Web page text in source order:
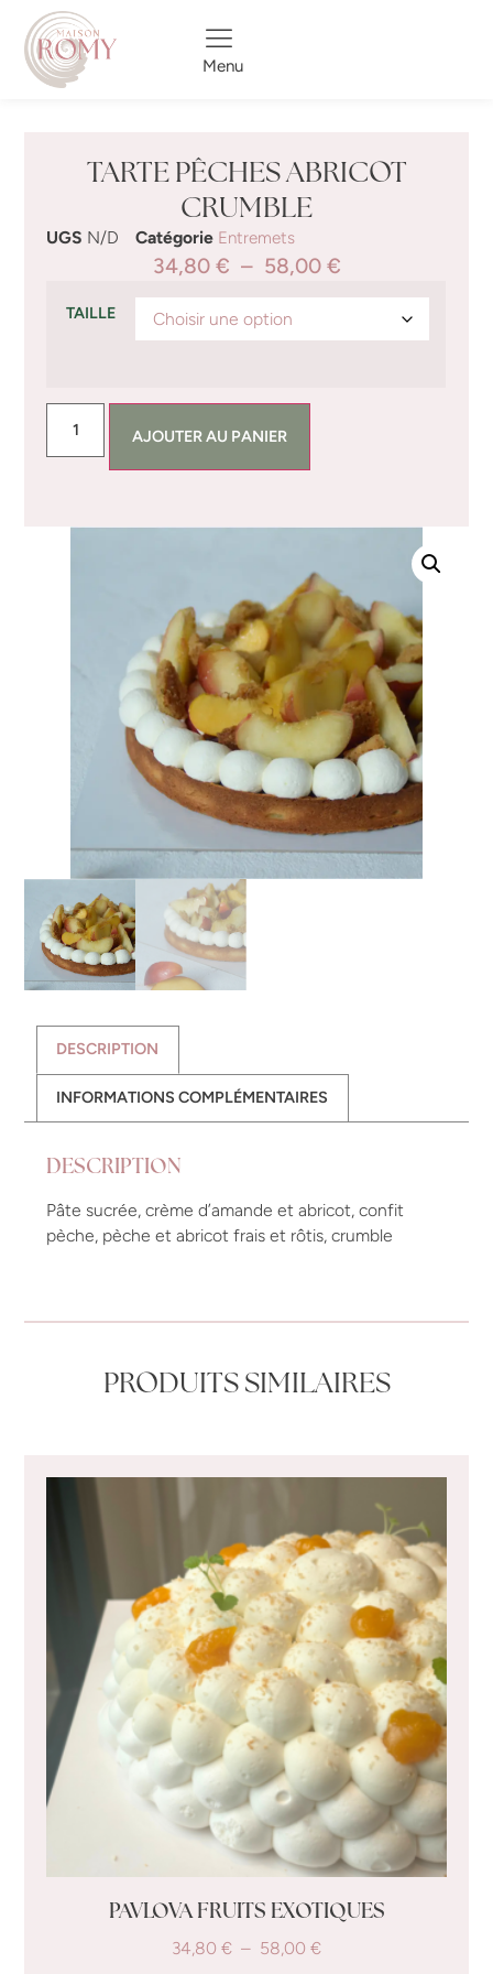
Menu
TARTE PÊCHES ABRICOT
CRUMBLE
UGS N/D Catégorie Entremets
34,80 € – 58,00 €
TAILLE
AJOUTER AU PANIER
DESCRIPTION
INFORMATIONS COMPLÉMENTAIRES
DESCRIPTION
Pâte sucrée, crème d’amande et abricot, confit
pèche, pèche et abricot frais et rôtis, crumble
PRODUITS SIMILAIRES
PAVLOVA FRUITS EXOTIQUES
34,80 € – 58,00 €